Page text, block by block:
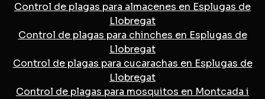
Control de plagas para almacenes en Esplugas de
Llobregat
Control de plagas para chinches en Esplugas de
Llobregat
Control de plagas para cucarachas en Esplugas de
Llobregat
Control de plagas para mosquitos en Montcada i